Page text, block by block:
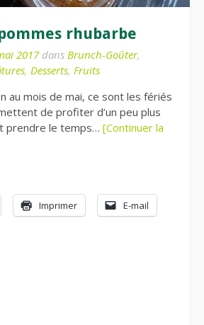
rhubarbe
2017dans Brunch-Goûter,
, Desserts, Fruits
au mois de mai, ce sont les fériés
de profiter d’un peu plus
prendre le temps… [Continuer la
Imprimer E-mail